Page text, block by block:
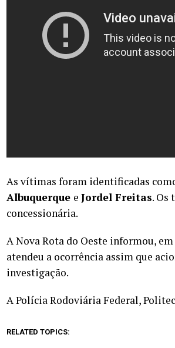
As vítimas foram identificadas
Albuquerque e Jordel Freitas. Os
concessionária.
A Nova Rota do Oeste informou,
atendeu a ocorrência assim que
investigação.
A Polícia Rodoviária Federal,
RELATED TOPICS: